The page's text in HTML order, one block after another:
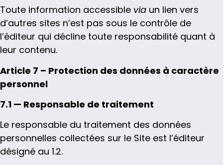
Toute information accessible via un lien vers
d’autres sites n’est pas sous le contrôle de
l’éditeur qui décline toute responsabilité quant à
leur contenu.
Article 7 – Protection des données à caractère
personnel
7.1 — Responsable de traitement
Le responsable du traitement des données
personnelles collectées sur le Site est l’éditeur
désigné au 1.2.